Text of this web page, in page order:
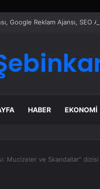
Google Reklam Ajansı, SEO
HABER EKONOMI
Mucizeler ve Skandallar” dizisi